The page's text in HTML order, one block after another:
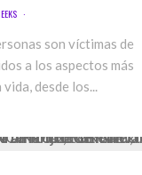
·
son víctimas de
a los aspectos más
desde los...